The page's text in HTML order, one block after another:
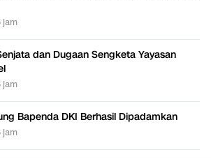
jam
dan Dugaan Sengketa Yayasan
jam
Bapenda DKI Berhasil Dipadamkan
jam